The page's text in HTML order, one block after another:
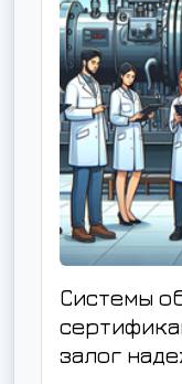
Системы
залог